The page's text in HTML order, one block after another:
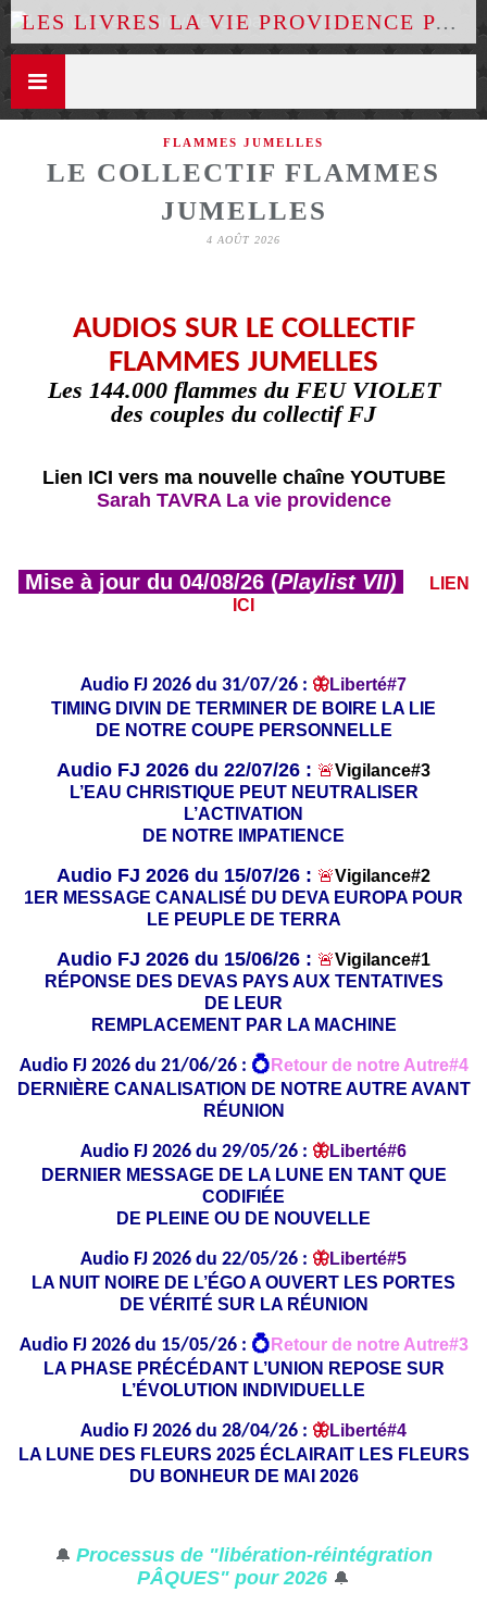
LES LIVRES LA VIE PROVIDENCE PAR LUCE DES ÉTOILES
FLAMMES JUMELLES
LE COLLECTIF FLAMMES
JUMELLES
4 AOÛT 2026
AUDIOS SUR LE COLLECTIF
FLAMMES JUMELLES
Les 144.000 flammes du FEU VIOLET
des couples du collectif FJ
Lien ICI vers ma nouvelle chaîne YOUTUBE
Sarah TAVRA La vie providence
Mise à jour du 04/08/26 (Playlist VII)
LIEN
ICI
Audio FJ 2026 du 31/07/26 : 🦋Liberté#7
TIMING DIVIN DE TERMINER DE BOIRE LA LIE
DE NOTRE COUPE PERSONNELLE
Audio FJ 2026 du 22/07/26 : 🚨Vigilance#3
L’EAU CHRISTIQUE PEUT NEUTRALISER
L’ACTIVATION
DE NOTRE IMPATIENCE
Audio FJ 2026 du 15/07/26 : 🚨Vigilance#2
1ER MESSAGE CANALISÉ DU DEVA EUROPA POUR
LE PEUPLE DE TERRA
Audio FJ 2026 du 15/06/26 : 🚨Vigilance#1
RÉPONSE DES DEVAS PAYS AUX TENTATIVES
DE LEUR
REMPLACEMENT PAR LA MACHINE
Audio FJ 2026 du 21/06/26 : 💍 Retour de notre Autre#4
DERNIÈRE CANALISATION DE NOTRE AUTRE AVANT
RÉUNION
Audio FJ 2026 du 29/05/26 : 🦋Liberté#6
DERNIER MESSAGE DE LA LUNE EN TANT QUE
CODIFIÉE
DE PLEINE OU DE NOUVELLE
Audio FJ 2026 du 22/05/26 : 🦋Liberté#5
LA NUIT NOIRE DE L’ÉGO A OUVERT LES PORTES
DE VÉRITÉ SUR LA RÉUNION
Audio FJ 2026 du 15/05/26 : 💍 Retour de notre Autre#3
LA PHASE PRÉCÉDANT L’UNION REPOSE SUR
L’ÉVOLUTION INDIVIDUELLE
Audio FJ 2026 du 28/04/26 : 🦋Liberté#4
LA LUNE DES FLEURS 2025 ÉCLAIRAIT LES FLEURS
DU BONHEUR DE MAI 2026
🔔 Processus de "libération-réintégration
PÂQUES" pour 2026 🔔